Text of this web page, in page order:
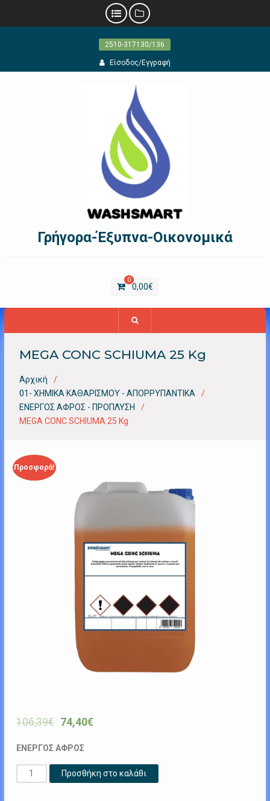
2510-317130/136
Είσοδος/Εγγραφή
Γρήγορα-Έξυπνα-Οικονομικά
0
0,00€
MEGA CONC SCHIUMA 25 Kg
Αρχική
01- ΧΗΜΙΚΑ ΚΑΘΑΡΙΣΜΟΥ - ΑΠΟΡΡΥΠΑΝΤΙΚΑ
ΕΝΕΡΓΟΣ ΑΦΡΟΣ - ΠΡΟΠΛΥΣΗ
MEGA CONC SCHIUMA 25 Kg
Προσφορά!
106,39€ 74,40€
ΕΝΕΡΓΟΣ ΑΦΡΟΣ
MEGA
CONC
Προσθήκη στο καλάθι